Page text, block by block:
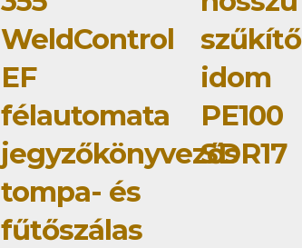
WeldControl
EF
félautomata
jegyzőkönyvezős
tompa- és
fűtőszálas
szűkítő
idom
PE100
SDR17